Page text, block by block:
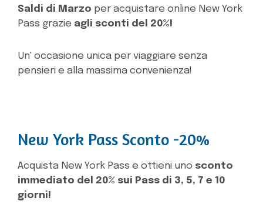
Saldi di Marzo per acquistare online New York
Pass grazie agli sconti del 20%!
Un' occasione unica per viaggiare senza
pensieri e alla massima convenienza!
New York Pass Sconto -20%
Acquista New York Pass e ottieni uno sconto
immediato del 20% sui Pass di 3, 5, 7 e 10
giorni!